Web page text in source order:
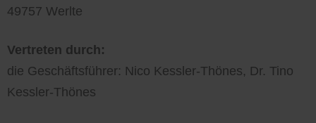
49757 Werlte
Vertreten durch:
die Geschäftsführer: Nico Kessler-Thönes, Dr. Tino
Kessler-Thönes